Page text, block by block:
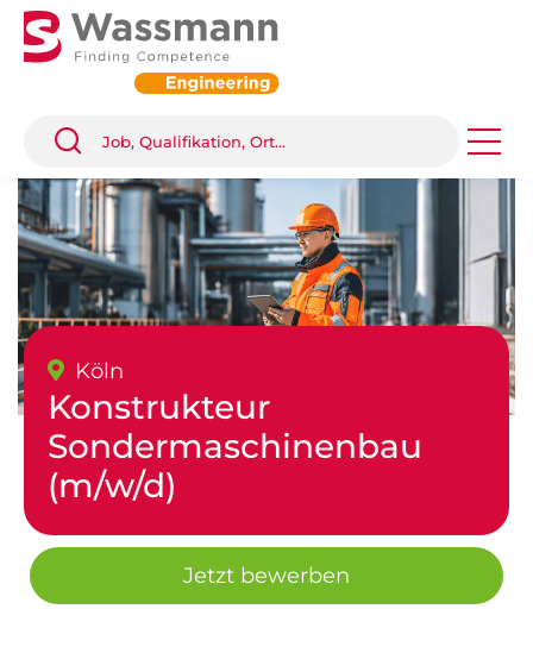
Köln
Konstrukteur
Sondermaschinenbau
(m/w/d)
Jetzt bewerben